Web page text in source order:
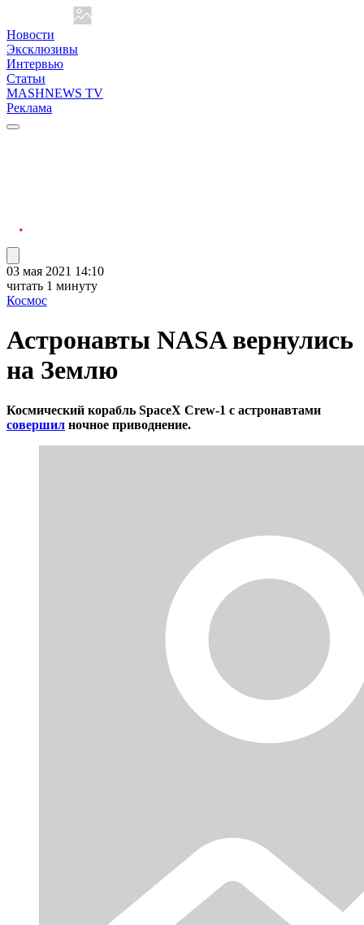
Новости
Эксклюзивы
Интервью
Статьи
MASHNEWS TV
Реклама
03 мая 2021 14:10
читать 1 минуту
Космос
Астронавты NASA вернулись
на Землю
Космический корабль SpaceX Crew-1 с астронавтами
совершил ночное приводнение.